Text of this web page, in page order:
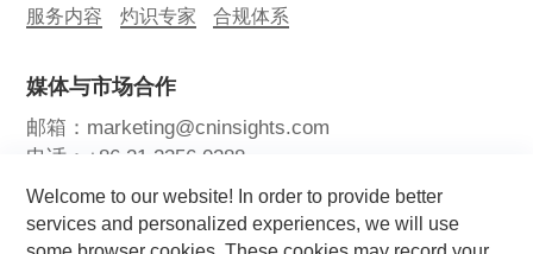
Welcome to our website! In order to provide better
services and personalized experiences, we will use
服务内容 灼识专家 合规体系
媒体与市场合作
邮箱：marketing@cninsights.com
电话：+86 21 2356 0288
灼耀峰会 报告洞察 新闻中心